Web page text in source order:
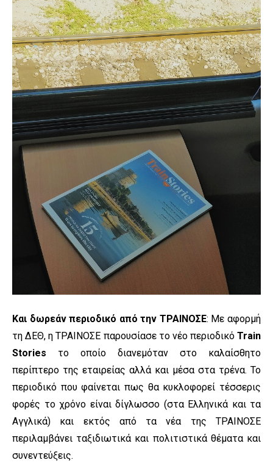
Και δωρεάν περιοδικό από την ΤΡΑΙΝΟΣΕ: Με αφορμή
τη ΔΕΘ, η ΤΡΑΙΝΟΣΕ παρουσίασε το νέο περιοδικό Train
Stories το οποίο διανεμόταν στο καλαίσθητο
περίπτερο της εταιρείας αλλά και μέσα στα τρένα. Το
περιοδικό που φαίνεται πως θα κυκλοφορεί τέσσερις
φορές το χρόνο είναι δίγλωσσο (στα Ελληνικά και τα
Αγγλικά) και εκτός από τα νέα της ΤΡΑΙΝΟΣΕ
περιλαμβάνει ταξιδιωτικά και πολιτιστικά θέματα και
συνεντεύξεις.